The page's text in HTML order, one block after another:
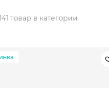
товар в категории